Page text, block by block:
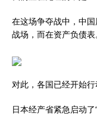
在这场争夺战中，中
战场，而在资产负债表
对此，各国已经开始行
日本经产省紧急启动